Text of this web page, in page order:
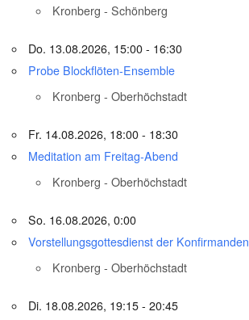
Kronberg - Schönberg
Do. 13.08.2026, 15:00 - 16:30
Probe Blockflöten-Ensemble
Kronberg - Oberhöchstadt
Fr. 14.08.2026, 18:00 - 18:30
Meditation am Freitag-Abend
Kronberg - Oberhöchstadt
So. 16.08.2026, 0:00
Vorstellungsgottesdienst der Konfirmanden
Kronberg - Oberhöchstadt
Di. 18.08.2026, 19:15 - 20:45